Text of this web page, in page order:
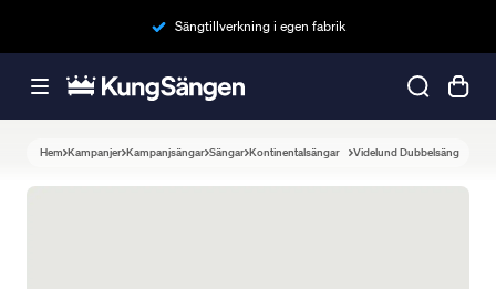
Sängtillverkning i egen fabrik
Hem Kampanjer Kampanjsängar Sängar Kontinentalsängar Videlund Dubbelsäng